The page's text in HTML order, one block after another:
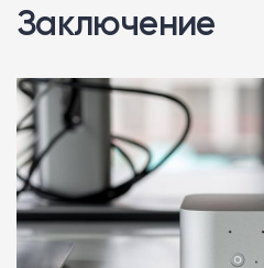
Заключение